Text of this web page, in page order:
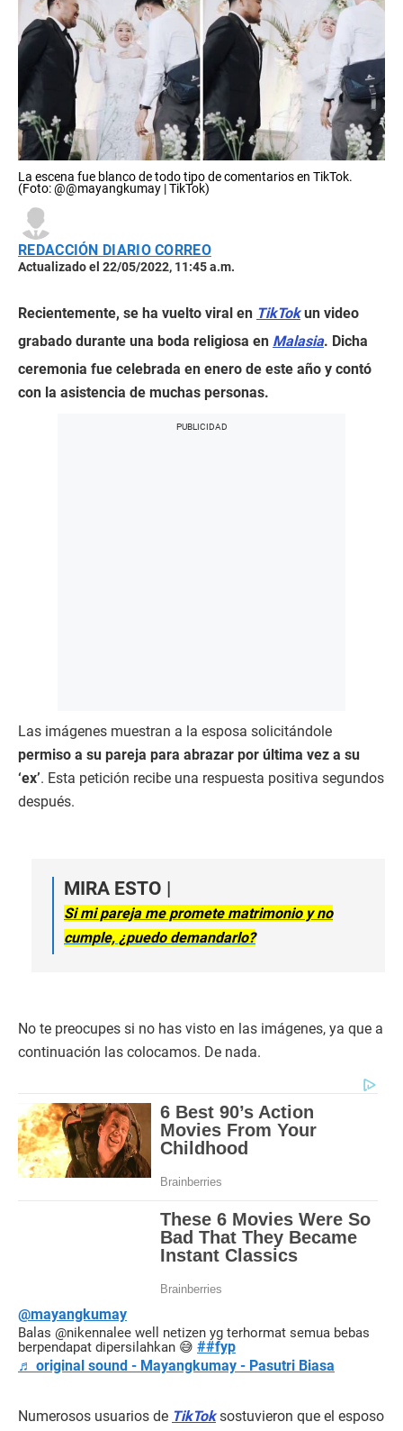
La escena fue blanco de todo tipo de comentarios en TikTok.
(Foto: @@mayangkumay | TikTok)
REDACCIÓN DIARIO CORREO
Actualizado el 22/05/2022, 11:45 a.m.
Recientemente, se ha vuelto viral en TikTokun video
grabado durante una boda religiosa en Malasia. Dicha
ceremonia fue celebrada en enero de este año y contó
con la asistencia de muchas personas.
Las imágenes muestran a la esposa solicitándole
permiso a su pareja para abrazar por última vez a su
‘ex’. Esta petición recibe una respuesta positiva segundos
después.
MIRA ESTO |
Si mi pareja me promete matrimonio y no
cumple, ¿puedo demandarlo?
No te preocupes si no has visto en las imágenes, ya que a
continuación las colocamos. De nada.
@mayangkumay
Balas @nikennalee well netizen yg terhormat semua bebas
berpendapat dipersilahkan 😅 ##fyp
♬ original sound - Mayangkumay - Pasutri Biasa
Numerosos usuarios de TikToksostuvieron que el esposo